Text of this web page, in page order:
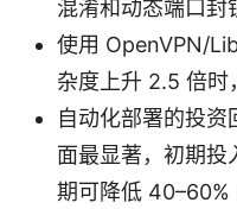
混淆和动态端口封
使用 OpenVPN/
杂度上升 2.5 倍时
自动化部署的投
面最显著，初期投
期可降低 40–60%